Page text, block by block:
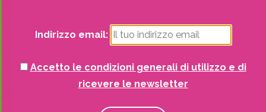
Strutture da esterno
Vasi
Indirizzo email:
Accetto le condizioni generali di utilizzo e di
ricevere le newsletter